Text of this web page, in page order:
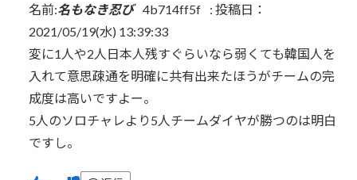
名前:名もなき忍び 4b714ff5f : 投稿日：
2021/05/19(水) 13:39:33
変に1人や2人日本人残すぐらいなら弱くても韓国人を
入れて意思疎通を明確に共有出来たほうがチームの完
成度は高いですよー。
5人のソロチャレより5人チームダイヤが勝つのは明白
ですし。